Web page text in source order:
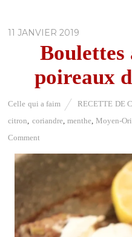
11 JANVIER 2019
Boulettes
poireaux
Celle qui a faim RECETTE DE
citron coriandre menthe Moyen-
Comment